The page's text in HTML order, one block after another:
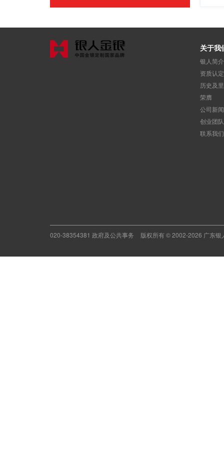
关于我
银人简介
资质认定
历史及
荣膺
公司新
创业团队
联系我们
020-38354381 政府及公共事务 版权所有 © 2002-2026 广东银